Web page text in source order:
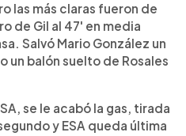
las más claras fueron de
de Gil al 47' en media
Salvó Mario González un
un balón suelto de Rosales
se le acabó la gas, tirada
y ESA queda última